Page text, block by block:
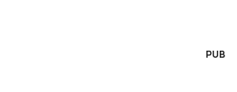
PUB